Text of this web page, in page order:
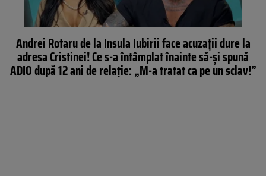
Andrei Rotaru de la Insula Iubirii face acuzații dure la
adresa Cristinei! Ce s-a întâmplat înainte să-și spună
ADIO după 12 ani de relație: „M-a tratat ca pe un sclav!”